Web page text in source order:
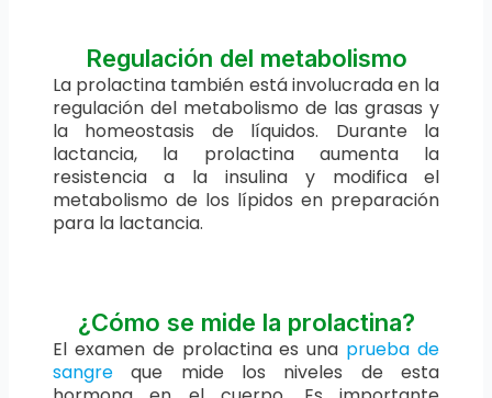
Regulación del metabolismo
La prolactina también está involucrada en la
regulación del metabolismo de las grasas y
la homeostasis de líquidos. Durante la
lactancia, la prolactina aumenta la
resistencia a la insulina y modifica el
metabolismo de los lípidos en preparación
para la lactancia.
¿Cómo se mide la prolactina?
El examen de prolactina es una prueba de
sangreque mide los niveles de esta